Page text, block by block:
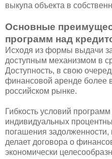
выкупа объекта в
Основные
программ над
Исходя из формы выдачи
доступным механизмом в
Доступность, в свою
финансовой аренде более
российском рынке.
Гибкость условий
индивидуальных
погашения
делает договора о
экономически